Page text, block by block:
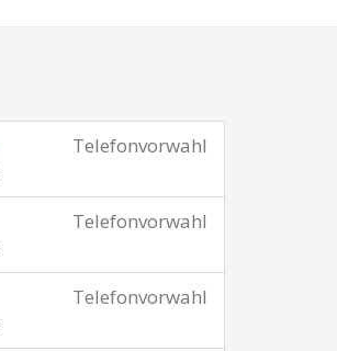
Telefonvorwahl
Telefonvorwahl
Telefonvorwahl